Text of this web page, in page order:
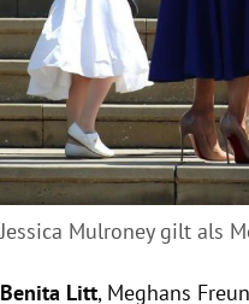
Jessica Mulroney gilt als
Benita Litt, Meghans